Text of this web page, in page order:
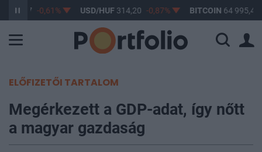
363,17 -0,61% USD/HUF314,20 -0,87% BITCOIN 64 995,47
ELŐFIZETŐI TARTALOM
Megérkezett a GDP-adat, így nőtt
a magyar gazdaság